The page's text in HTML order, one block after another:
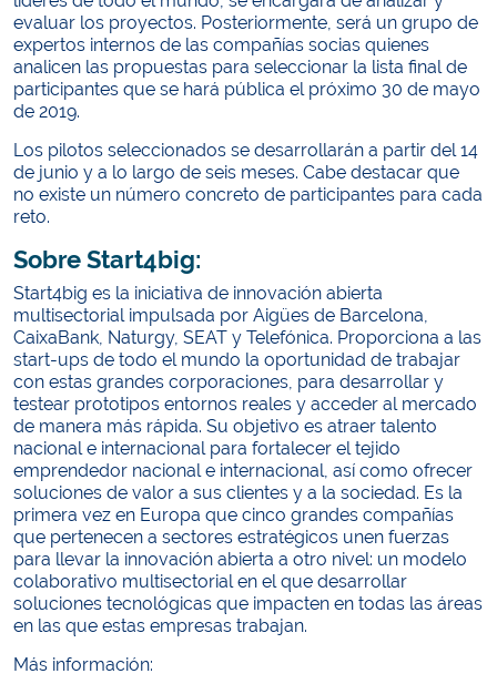
evaluar los proyectos. Posteriormente, será un grupo de
expertos internos de las compañías socias quienes
analicen las propuestas para seleccionar la lista final de
participantes que se hará pública el próximo 30 de mayo
de 2019.
Los pilotos seleccionados se desarrollarán a partir del 14
de junio y a lo largo de seis meses. Cabe destacar que
no existe un número concreto de participantes para cada
reto.
Sobre Start4big:
Start4big es la iniciativa de innovación abierta
multisectorial impulsada por Aigües de Barcelona,
CaixaBank, Naturgy, SEAT y Telefónica. Proporciona a las
start-ups de todo el mundo la oportunidad de trabajar
con estas grandes corporaciones, para desarrollar y
testear prototipos entornos reales y acceder al mercado
de manera más rápida. Su objetivo es atraer talento
nacional e internacional para fortalecer el tejido
emprendedor nacional e internacional, así como ofrecer
soluciones de valor a sus clientes y a la sociedad. Es la
primera vez en Europa que cinco grandes compañías
que pertenecen a sectores estratégicos unen fuerzas
para llevar la innovación abierta a otro nivel: un modelo
colaborativo multisectorial en el que desarrollar
soluciones tecnológicas que impacten en todas las áreas
en las que estas empresas trabajan.
Más información: